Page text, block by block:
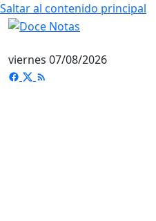
Saltar al contenido principal
viernes 07/08/2026